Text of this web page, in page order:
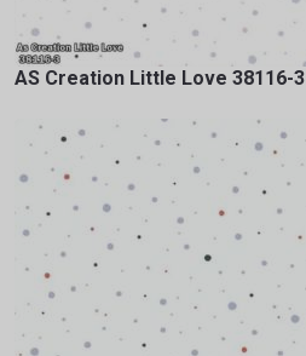
AS Creation Little Love 38116-3